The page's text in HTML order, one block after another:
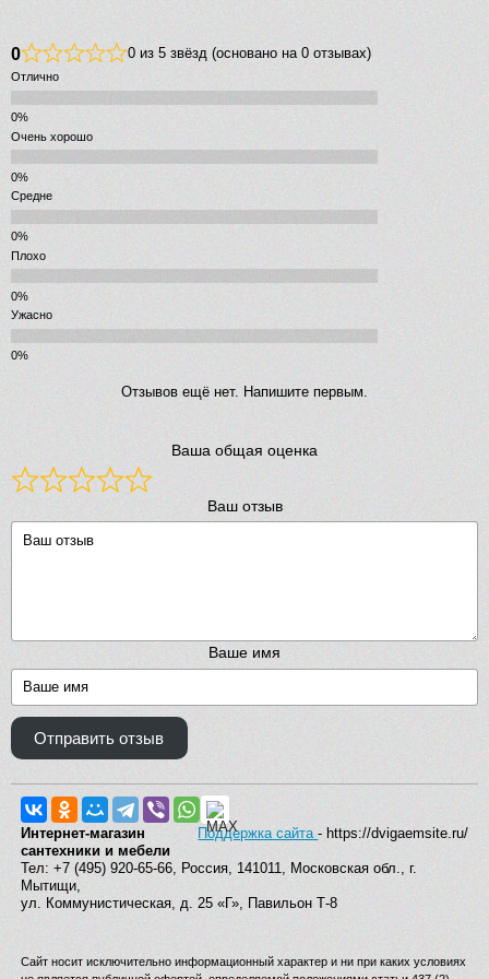
0 0 из 5 звёзд (основано на 0 отзывах)
Отлично
Очень хорошо
Средне
Плохо
Ужасно
Отзывов ещё нет. Напишите первым.
Ваша общая оценка
Ваш отзыв
Ваше имя
Отправить отзыв
Поддержка сайта- https://dvigaemsite.ru/
Интернет-магазин
сантехники и мебели
Тел: +7 (495) 920-65-66, Россия, 141011, Московская обл., г.
Мытищи,
ул. Коммунистическая, д. 25 «Г», Павильон Т-8
Сайт носит исключительно информационный характер и ни при каких условиях